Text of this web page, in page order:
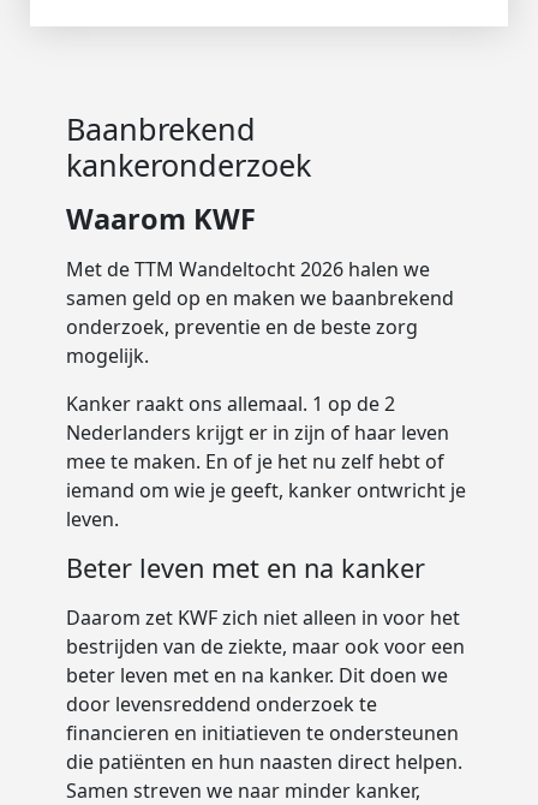
Straatnaam
Woonplaats
Postcode
Land
Nothing selected
Baanbrekend
kankeronderzoek
Waarom KWF
Met de TTM Wandeltocht 2026 halen we
samen geld op en maken we baanbrekend
onderzoek, preventie en de beste zorg
mogelijk.
Kanker raakt ons allemaal. 1 op de 2
Nederlanders krijgt er in zijn of haar leven
mee te maken. En of je het nu zelf hebt of
iemand om wie je geeft, kanker ontwricht je
leven.
Beter leven met en na kanker
Daarom zet KWF zich niet alleen in voor het
bestrijden van de ziekte, maar ook voor een
beter leven met en na kanker. Dit doen we
door levensreddend onderzoek te
financieren en initiatieven te ondersteunen
die patiënten en hun naasten direct helpen.
Samen streven we naar minder kanker,